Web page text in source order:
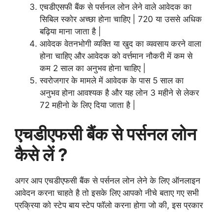
एचडीएसफी बैंक से पर्सनल लोन लेने वाले आवेदक का
सिबिल स्कोर अच्छा होना चाहिए | 720 या उससे अधिक
बढ़िया माना जाता है |
आवेदक वेतनभोगी व्यक्ति या खुद का व्यवसाय करने वाला
होना चाहिए और आवेदक को वर्त्तमान नौकरी में कम से
कम 2 साल का अनुभव होना चाहिए |
स्वरोजगार के मामले में आवेदक के पास 5 साल का
अनुभव होना आवश्यक है और यह लोन 3 महीने से लेकर
72 महीनो के लिए दिया जाता है |
एचडीएफसी बैंक से पर्सनल लोन
कैसे लें ?
अगर आप एचडीएफसी बैंक से पर्सनल लोन लेने के लिए ऑनलाइन
आवेदन करना चाहते है तो इसके लिए आपको नीचे बताए गए सभी
प्रक्रिया को स्टेप बाय स्टेप फॉलो करना होगा जो की, इस प्रकार